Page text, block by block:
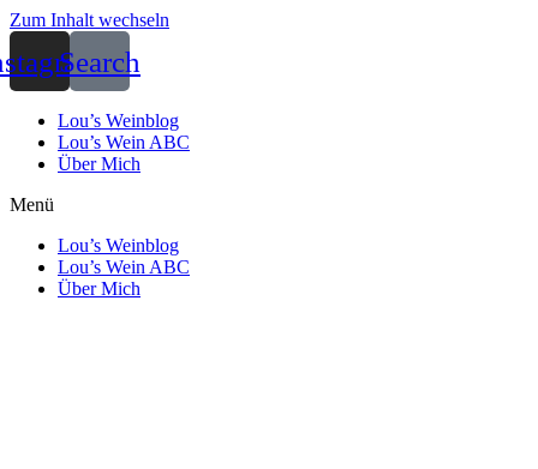
Zum Inhalt wechseln
Search
Lou’s Weinblog
Lou’s Wein ABC
Über Mich
Menü
Lou’s Weinblog
Lou’s Wein ABC
Über Mich